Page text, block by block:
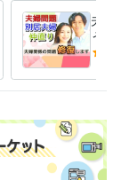
経験年数 : 25年
経験年数 : 11年
夫婦
う原
題／